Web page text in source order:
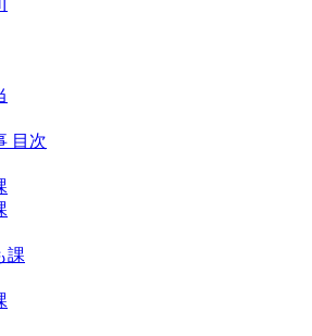
目次
課